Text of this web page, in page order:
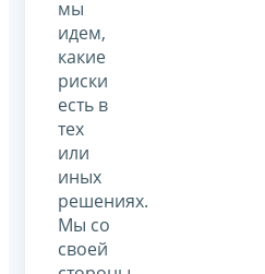
мы
идем,
какие
риски
есть в
тех
или
иных
решениях.
Мы со
своей